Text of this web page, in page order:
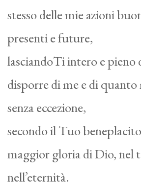
stesso delle mie azioni
presenti e future,
lasciandoTi intero e
disporre di me e di
senza eccezione,
secondo il Tuo
maggior gloria di Dio, nel
nell’eternità.